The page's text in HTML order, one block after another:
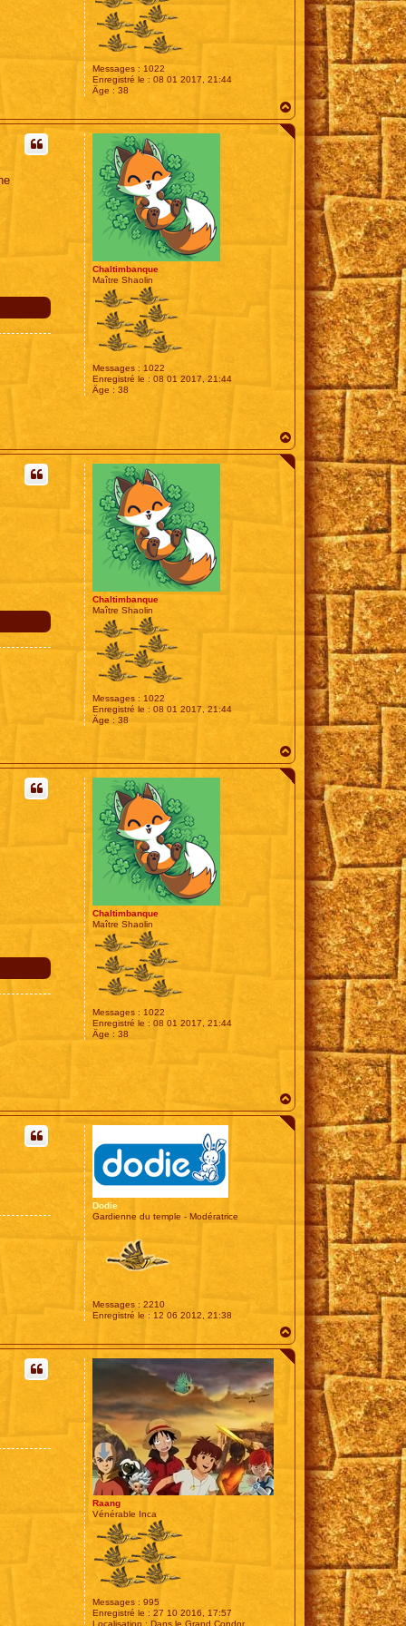
Messages : 1022
Enregistré le : 08 01 2017, 21:44
Âge : 38
a
u
Chaltimbanque
Maître Shaolin
Messages : 1022
Enregistré le : 08 01 2017, 21:44
Âge : 38
a
u
Chaltimbanque
Maître Shaolin
Messages : 1022
Enregistré le : 08 01 2017, 21:44
Âge : 38
a
u
Chaltimbanque
Maître Shaolin
Messages : 1022
Enregistré le : 08 01 2017, 21:44
Âge : 38
a
u
Dodie
Gardienne du temple - Modératrice
Messages : 2210
Enregistré le : 12 06 2012, 21:38
a
u
Raang
Vénérable Inca
Messages : 995
Enregistré le : 27 10 2016, 17:57
Localisation : Dans le Grand Condor